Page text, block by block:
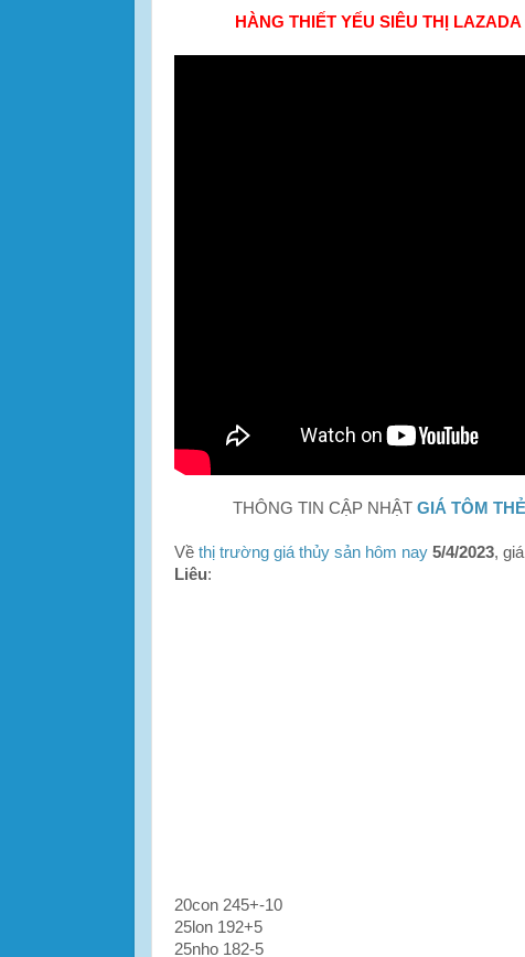
HÀNG THIẾT YẾU SIÊU THỊ LAZADA
THÔNG TIN CẬP NHẬT GIÁ TÔM
Về thị trường giá thủy sản hôm nay 5/4/2023,
Liêu:
20con 245+-10
25lon 192+5
25nho 182-5